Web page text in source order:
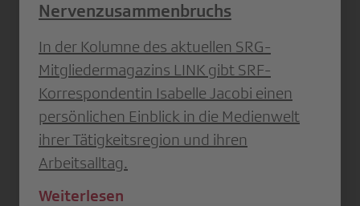
Nervenzusammenbruchs
In der Kolumne des aktuellen SRG-
Mitgliedermagazins LINK gibt SRF-
Korrespondentin Isabelle Jacobi einen
persönlichen Einblick in die Medienwelt
ihrer Tätigkeitsregion und ihren
Arbeitsalltag.
Weiterlesen